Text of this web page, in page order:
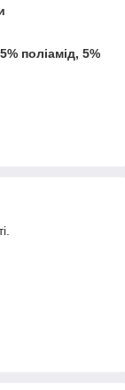
поліамід, 5%